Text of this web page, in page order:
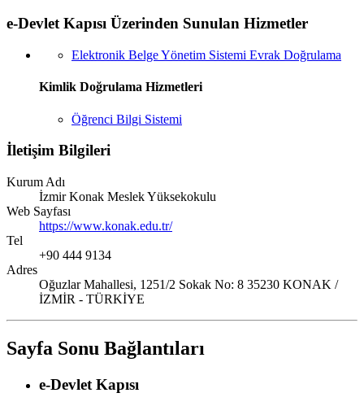
e-Devlet Kapısı Üzerinden Sunulan Hizmetler
Elektronik Belge Yönetim Sistemi Evrak Doğrulama
Kimlik Doğrulama Hizmetleri
Öğrenci Bilgi Sistemi
İletişim Bilgileri
Kurum Adı
İzmir Konak Meslek Yüksekokulu
Web Sayfası
https://www.konak.edu.tr/
Tel
+90 444 9134
Adres
Oğuzlar Mahallesi, 1251/2 Sokak No: 8 35230 KONAK /
İZMİR - TÜRKİYE
Sayfa Sonu Bağlantıları
e-Devlet Kapısı